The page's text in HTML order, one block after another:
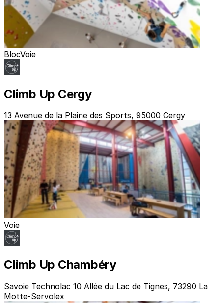
BlocVoie
Climb Up Cergy
13 Avenue de la Plaine des Sports, 95000 Cergy
Voie
Climb Up Chambéry
Savoie Technolac 10 Allée du Lac de Tignes, 73290 La
Motte-Servolex